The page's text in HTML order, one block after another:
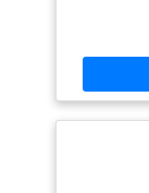
toilettes
portables
et d'un
amovible,